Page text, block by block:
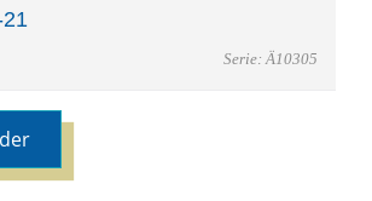
Serie: Ä10305